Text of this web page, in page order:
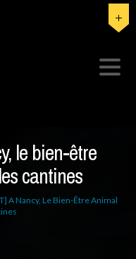
le bien-être
cantines
A Nancy, Le Bien-Être Animal